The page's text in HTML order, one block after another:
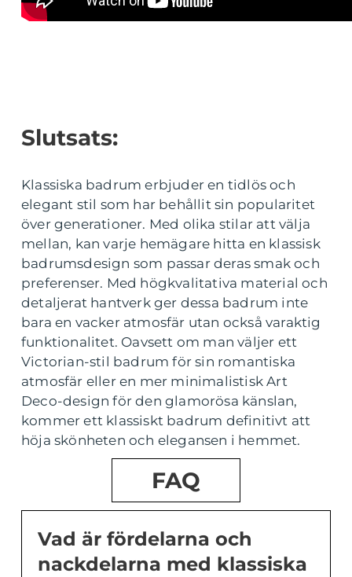
Slutsats:
Klassiska badrum erbjuder en tidlös och
elegant stil som har behållit sin popularitet
över generationer. Med olika stilar att välja
mellan, kan varje hemägare hitta en klassisk
badrumsdesign som passar deras smak och
preferenser. Med högkvalitativa material och
detaljerat hantverk ger dessa badrum inte
bara en vacker atmosfär utan också varaktig
funktionalitet. Oavsett om man väljer ett
Victorian-stil badrum för sin romantiska
atmosfär eller en mer minimalistisk Art
Deco-design för den glamorösa känslan,
kommer ett klassiskt badrum definitivt att
höja skönheten och elegansen i hemmet.
FAQ
Vad är fördelarna och
nackdelarna med klassiska